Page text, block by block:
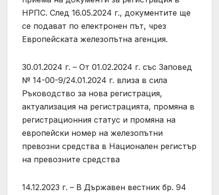
НРПС. След 16.05.2024 г., документите ще
се подават по електронен път, чрез
Европейската железопътна агенция.
30.01.2024 г. – От 01.02.2024 г. със Заповед
№ 14-00-9/24.01.2024 г. влиза в сила
Ръководство за нова регистрация,
актуализация на регистрацията, промяна в
регистрационния статус и промяна на
европейски номер на железопътни
превозни средства в Национален регистър
на превозните средства
14.12.2023 г. – В Държавен вестник бр. 94